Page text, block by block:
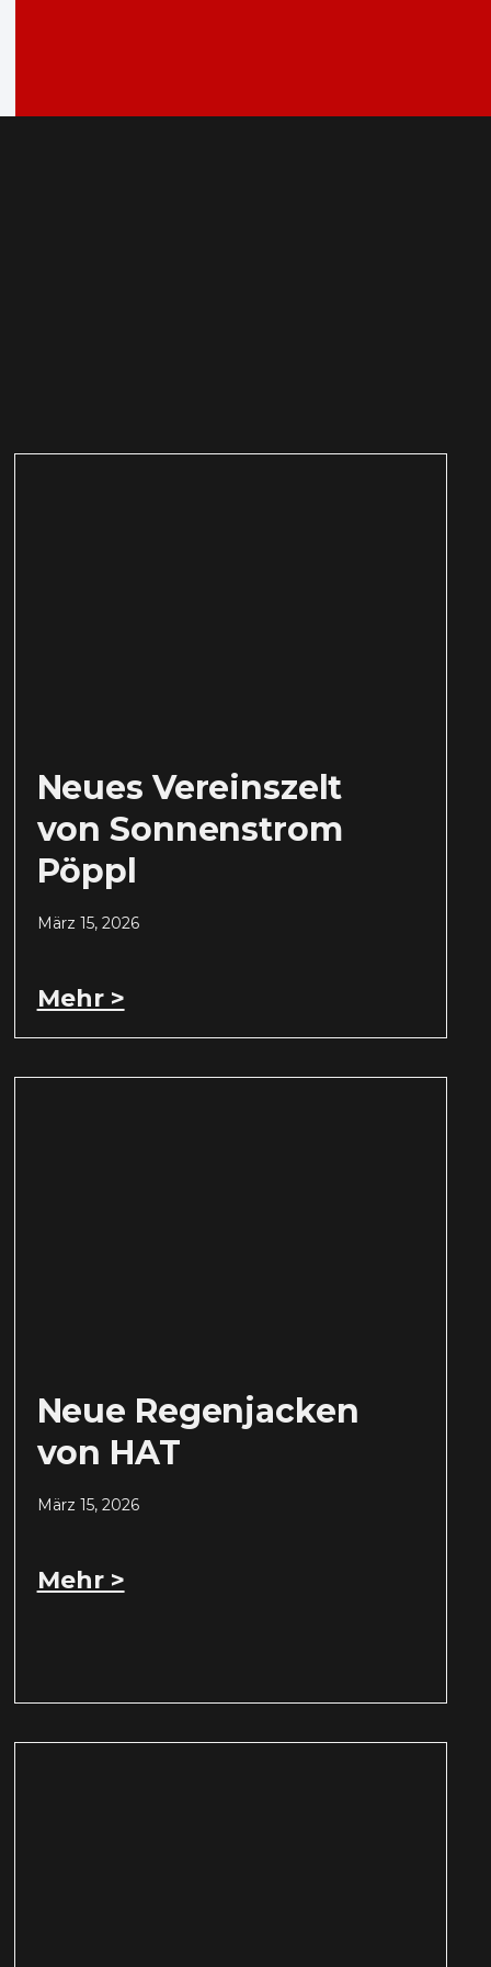
Neues Vereinszelt
von Sonnenstrom
Pöppl
März 15, 2026
Mehr >
Neue Regenjacken
von HAT
März 15, 2026
Mehr >